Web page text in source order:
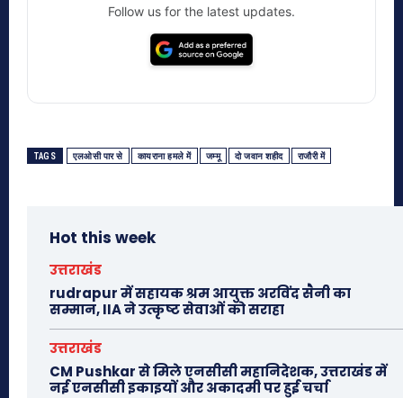
Follow us for the latest updates.
TAGS एलओसी पार से कायराना हमले में जम्मू दो जवान शहीद राजौरी में
Hot this week
उत्तराखंड
rudrapur में सहायक श्रम आयुक्त अरविंद सैनी का
सम्मान, IIA ने उत्कृष्ट सेवाओं को सराहा
उत्तराखंड
CM Pushkar से मिले एनसीसी महानिदेशक, उत्तराखंड में
नई एनसीसी इकाइयों और अकादमी पर हुई चर्चा